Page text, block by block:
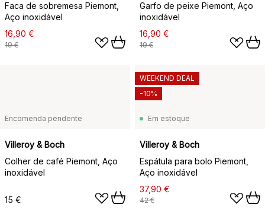
Faca de sobremesa Piemont,
Aço inoxidável
16,90 €
19 €
Garfo de peixe Piemont, Aço
inoxidável
16,90 €
19 €
Encomenda pendente
Villeroy & Boch
Colher de café Piemont, Aço
inoxidável
15 €
Em estoque
Villeroy & Boch
Espátula para bolo Piemont,
Aço inoxidável
37,90 €
42 €
WEEKEND DEAL
-10%